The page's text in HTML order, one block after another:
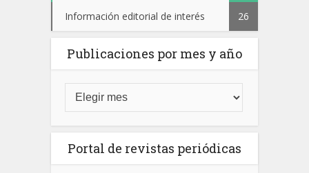
Información editorial de interés 26
Publicaciones por mes y año
Portal de revistas periódicas